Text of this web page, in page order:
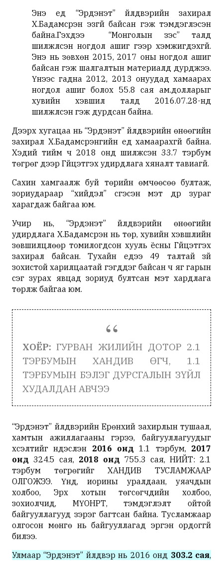
Энэ үед “Эрдэнэт” үйлдвэрийн захирал
Х.Бадамсүрэн эзгүй байсан гэж тэмдэглэсэн
байна.Гэхдээ “Монголын зэс” талд
шилжүүлсэн ногдол ашиг үүгээр хэмжигдэхгүй.
Энэ нь зөвхөн 2015, 2017 оны ногдол ашиг
байсан гэж шалгалтын материалд дурджээ.
Үүнээс гадна 2012, 2013 онуудад хамаарах
ногдол ашиг болох 55.8 сая ам.долларыг
хувийн хэвшил талд 2016.07.28-нд
шилжүүлсэн гэж дурдсан байна.
Дээрх хугацаа нь “Эрдэнэт” үйлдвэрийн өнөөгийн
захирал Х.Бадамсүрэнгийн үед хамаарахгүй байна.
Хэдий тийм ч 2018 онд шилжсэн 33.7 тэрбум
төгрөг дээр Гүйцэтгэх удирдлага хяналт тавиагүй.
Сахин хамгаалж буй төрийн өмчөөсөө бултаж,
зориудараар “хийдэл” үүсгэсэн мэт дүр зураг
харагдаж байгаа юм.
Учир нь, “Эрдэнэт” үйлдвэрийн өнөөгийн
удирдлага Х.Бадамсүрэн нь төр, хувийн хэвшлийн
зөвшилцлөөр томилогдсон хууль ёсны Гүйцэтгэх
захирал байсан. Тухайн үедээ 49 талтай зүй
зохистой харилцаатай гэгддэг байсан ч яг гарын
үсэг зурах явцад зориуд бултсан мэт хардлага
төрүүлж байгаа юм.
ХОЁР: ГУРВАН ЖИЛИЙН ДОТОР 2.1
ТЭРБУМЫН ХАНДИВ ӨГЧ, 1.1
ТЭРБУМЫН БЭЛЭГ ДУРСГАЛЫН ЗҮЙЛ
ХУДАЛДАН АВЧЭЭ
“Эрдэнэт” үйлдвэрийн Ерөнхий захирлын тушаал,
хамтын ажиллагааны гэрээ, байгууллагуудыг
хүсэлтийг үндэслэн 2016 онд1.1 тэрбум, 2017
онд 324.5 сая, 2018 онд 755.3 сая, НИЙТ: 2.1
тэрбум төгрөгийг ХАНДИВ ТУСЛАМЖААР
ОЛГОЖЭЭ. Үүнд, иорины уралдаан, уяачдын
холбоо, Эрхүү хотын төгсөгчдийн холбоо,
зохиолчид, МҮОНРТ, тэмдэглэлт ойтой
байгууллагууд зэрэг багтсан байна. Тусламжаар
олгосон мөнгө нь байгууллагад эргэн ордоггүй
билээ.
Улмаар “Эрдэнэт” үйлдвэр нь 2016 онд 303.2 сая,